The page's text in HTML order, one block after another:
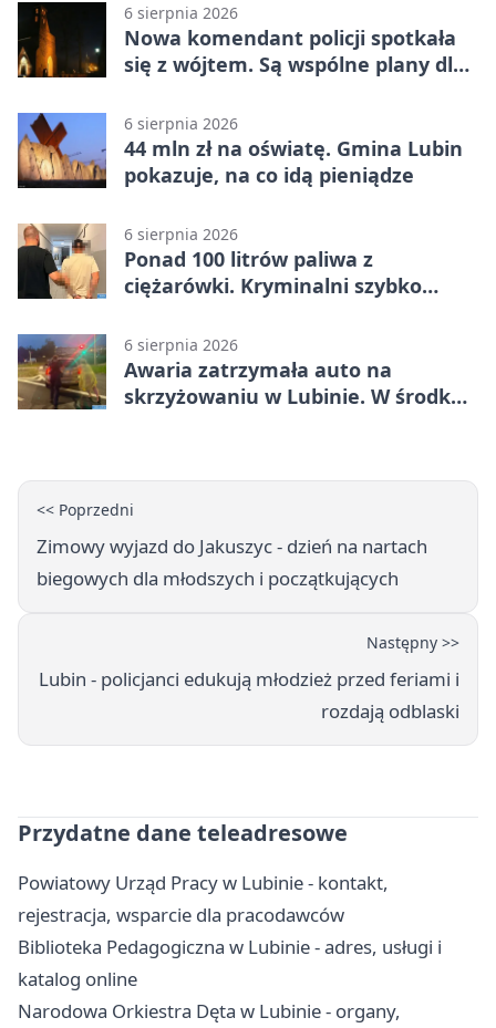
6 sierpnia 2026
Nowa komendant policji spotkała
się z wójtem. Są wspólne plany dla
6 sierpnia 2026
44 mln zł na oświatę. Gmina Lubin
pokazuje, na co idą pieniądze
6 sierpnia 2026
Ponad 100 litrów paliwa z
ciężarówki. Kryminalni szybko
6 sierpnia 2026
Awaria zatrzymała auto na
skrzyżowaniu w Lubinie. W środku
<< Poprzedni
Zimowy wyjazd do Jakuszyc - dzień na nartach
biegowych dla młodszych i początkujących
Następny >>
Lubin - policjanci edukują młodzież przed feriami i
rozdają odblaski
Przydatne dane teleadresowe
Powiatowy Urząd Pracy w Lubinie - kontakt,
rejestracja, wsparcie dla pracodawców
Biblioteka Pedagogiczna w Lubinie - adres, usługi i
katalog online
Narodowa Orkiestra Dęta w Lubinie - organy,